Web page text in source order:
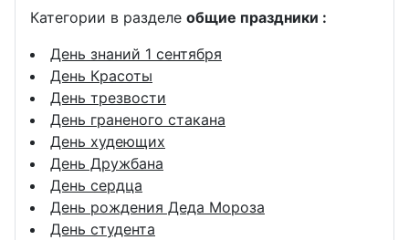
Категории в разделе общие праздники :
День знаний 1 сентября
День Красоты
День трезвости
День граненого стакана
День худеющих
День Дружбана
День сердца
День рождения Деда Мороза
День студента